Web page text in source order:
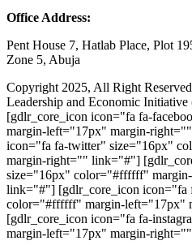
Office Address:
Pent House 7, Hatlab Place, Plot
Zone 5, Abuja
Copyright 2025, All Right
Leadership and Economic
[gdlr_core_icon icon="fa fa-
margin-left="17px" margin-
icon="fa fa-twitter" size="16px"
margin-right="" link="#"]
size="16px" color="#ffffff"
link="#"] [gdlr_core_icon icon="fa
color="#ffffff" margin-left="17px"
[gdlr_core_icon icon="fa fa-
margin-left="17px" margin-